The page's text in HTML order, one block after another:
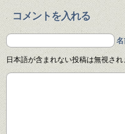
コメントを入れる
日本語が含まれない投稿は無視さ